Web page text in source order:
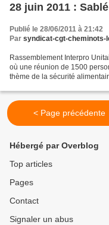
28 juin 2011 : Sablé
Publié le 28/06/2011 à 21:42
Par syndicat-cgt-cheminots-
Rassemblement Interpro
où une réunion de 1500
thème de la sécurité
< Page précédente
Hébergé par Overblog
Top articles
Pages
Contact
Signaler un abus